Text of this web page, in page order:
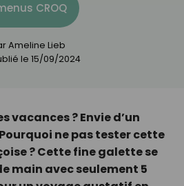
CROQ
Ameline Lieb
le 15/09/2024
vacances ? Envie d’un
ne pas tester cette
? Cette fine galette se
main avec seulement 5